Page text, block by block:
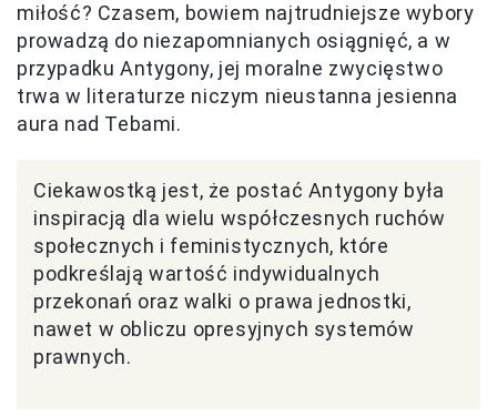
miłość? Czasem, bowiem najtrudniejsze wybory
prowadzą do niezapomnianych osiągnięć, a w
przypadku Antygony, jej moralne zwycięstwo
trwa w literaturze niczym nieustanna jesienna
aura nad Tebami.
Ciekawostką jest, że postać Antygony była
inspiracją dla wielu współczesnych ruchów
społecznych i feministycznych, które
podkreślają wartość indywidualnych
przekonań oraz walki o prawa jednostki,
nawet w obliczu opresyjnych systemów
prawnych.